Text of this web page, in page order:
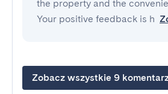
the property and the
Your positive feedback is h
Zobacz wszystkie 9